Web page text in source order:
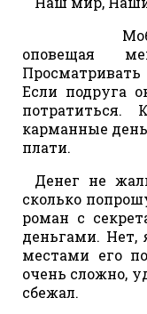
оповещая
Если подруга
потратиться.
карманные
плати.
Денег не
сколько
роман с
деньгами.
местами его
очень сложно,
сбежал.